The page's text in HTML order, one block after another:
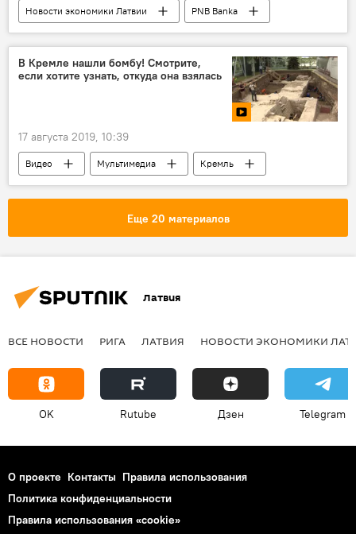
Новости экономики Латвии
PNB Banka
работа
банковский сектор Латвия
В Кремле нашли бомбу! Смотрите,
если хотите узнать, откуда она взялась
17 августа 2019, 10:39
Видео Мультимедиа
Кремль
бомба
Москва
Еще 20 материалов
Латвия
ВСЕ НОВОСТИ РИГА ЛАТВИЯ НОВОСТИ ЭКОНОМИКИ
OK Rutube Дзен Telegram
О проекте Контакты Правила использования
Политика конфиденциальности
Правила использования «cookie»